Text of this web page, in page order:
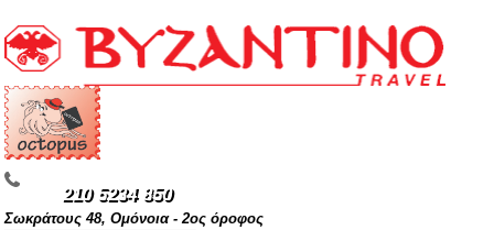
210 5234 850
Σωκράτους 48, Ομόνοια - 2ος όροφος